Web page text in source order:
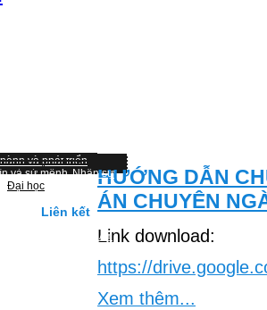
và phát triển
và sứ mệnh Nhân sự
Đại học
TỪ 2019 ĐẾN NAY
2018 VỀ TRƯỚC
Liên kết
HƯỚNG DẪN
ÁN CHUYÊN
Link download:
https://
Xem thêm...